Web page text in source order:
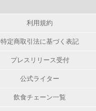
利用規約
特定商取引法に基づく表記
プレスリリース受付
公式ライター
飲食チェーン一覧